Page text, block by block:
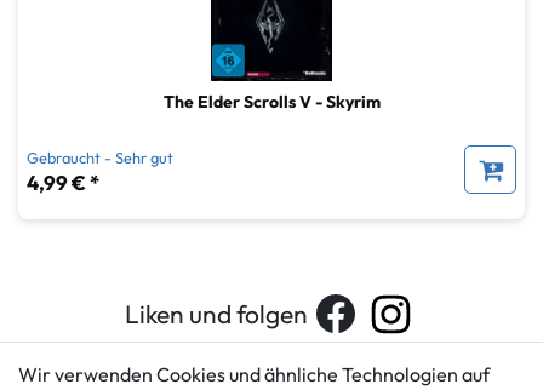
The Elder Scrolls V - Skyrim
Gebraucht - Sehr gut
4,99 € *
Liken und folgen
Wir verwenden Cookies und ähnliche Technologien auf